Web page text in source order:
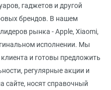
гаджетов и другой
брендов. В нашем
рынка - Apple, Xiaomi,
исполнении. Мы
и готовы предложить
регулярные акции и
сайте, носят справочный